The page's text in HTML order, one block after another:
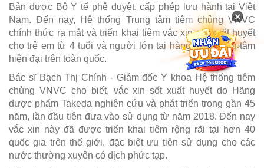
Bản được Bộ Y tế phê duyệt, cấp phép lưu hành tại Việt
Nam. Đến nay, Hệ thống Trung tâm tiêm chủng VNVC
chính thức ra mắt và triển khai tiêm vắc xin sốt xuất huyết
cho trẻ em từ 4 tuổi và người lớn tại hàng trăm trung tâm
hiện đại trên toàn quốc.
Bác sĩ Bạch Thị Chính - Giám đốc Y khoa Hệ thống tiêm
chủng VNVC cho biết, vắc xin sốt xuất huyết do Hãng
dược phẩm Takeda nghiên cứu và phát triển trong gần 45
năm, lần đầu tiên đưa vào sử dụng từ năm 2018. Đến nay
vắc xin này đã được triển khai tiêm rộng rãi tại hơn 40
quốc gia trên thế giới, đặc biệt ưu tiên sử dụng cho các
nước thường xuyên có dịch phức tạp.
×